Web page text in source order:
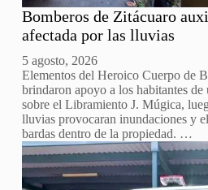
Bomberos de Zitácuaro
afectada por las lluvias
5 agosto, 2026
Elementos del Heroico Cuerpo de
brindaron apoyo a los habitantes
sobre el Libramiento J. Múgica,
lluvias provocaran inundaciones y
bardas dentro de la propiedad. …